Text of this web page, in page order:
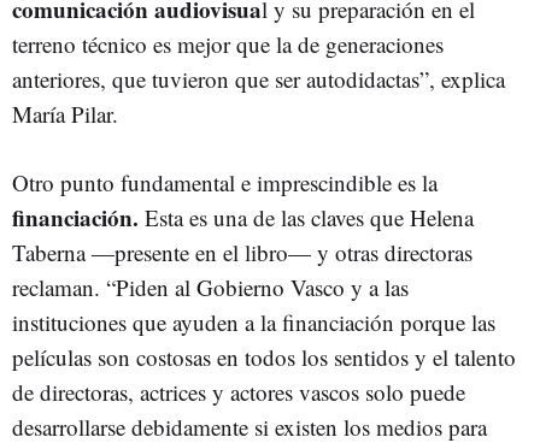
comunicación audiovisual y su preparación en el
terreno técnico es mejor que la de generaciones
anteriores, que tuvieron que ser autodidactas”, explica
María Pilar.
Otro punto fundamental e imprescindible es la
financiación. Esta es una de las claves que Helena
Taberna —presente en el libro— y otras directoras
reclaman. “Piden al Gobierno Vasco y a las
instituciones que ayuden a la financiación porque las
películas son costosas en todos los sentidos y el talento
de directoras, actrices y actores vascos solo puede
desarrollarse debidamente si existen los medios para